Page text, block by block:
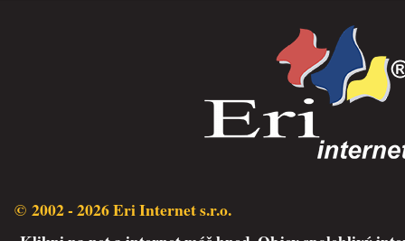
© 2002 - 2026 Eri Internet s.r.o.